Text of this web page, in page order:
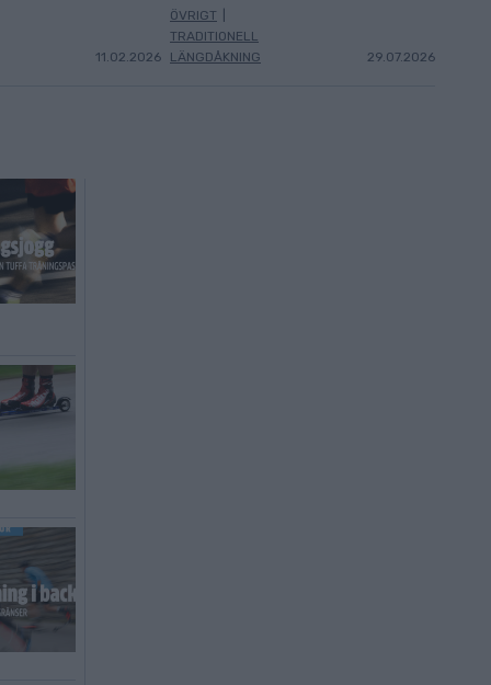
11.02.2026
ÖVRIGT
TRADITIONELL
LÄNGDÅKNING
29.07.2026